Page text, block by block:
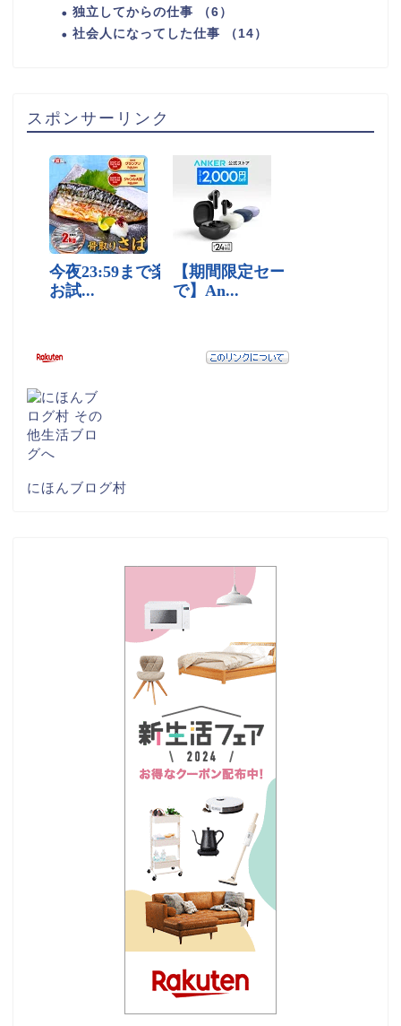
独立してからの仕事 （6）
社会人になってした仕事 （14）
スポンサーリンク
にほんブログ村